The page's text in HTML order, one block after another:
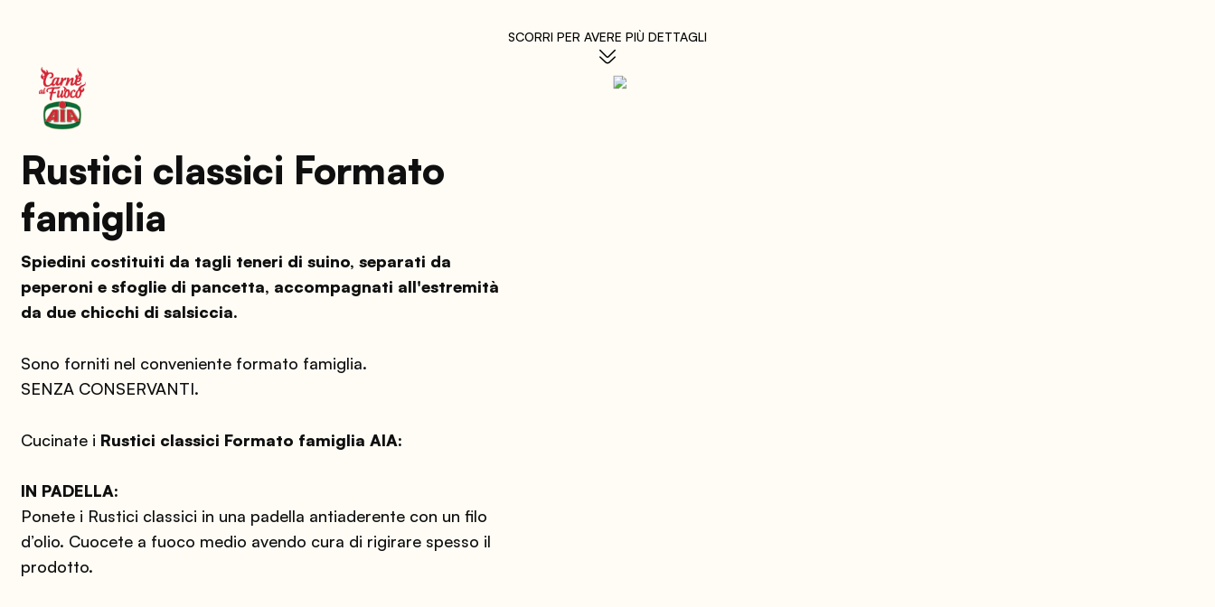
SCORRI PER AVERE PIÙ DETTAGLI
Rustici classici Formato
famiglia
Spiedini costituiti da tagli teneri di suino, separati da
peperoni e sfoglie di pancetta, accompagnati all'estremità
da due chicchi di salsiccia.
Sono forniti nel conveniente formato famiglia.
SENZA CONSERVANTI.
Cucinate i Rustici classici Formato famiglia AIA:
IN PADELLA:
Ponete i Rustici classici in una padella antiaderente con un filo
d’olio. Cuocete a fuoco medio avendo cura di rigirare spesso il
prodotto.